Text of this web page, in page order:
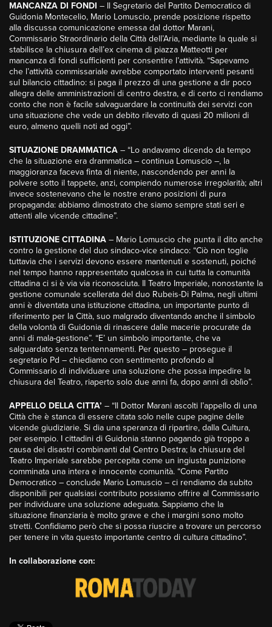
MANCANZA DI FONDI – Il Segretario del Partito Democratico di
Guidonia Montecelio, Mario Lomuscio, prende posizione rispetto
alla discussa comunicazione emessa dal dottor Marani,
Commissario Straordinario della Città dell’Aria, mediante la quale si
stabilisce la chiusura dell’ex cinema di piazza Matteotti per
mancanza di fondi sufficienti per consentire l’attività. “Sapevamo
che l’attività commissariale avrebbe comportato interventi pesanti
sul bilancio cittadino: si paga il prezzo di una gestione a dir poco
allegra delle amministrazioni di centro destra, e di certo ci rendiamo
conto che non è facile salvaguardare la continuità dei servizi con
una situazione che vede un debito rilevato di quasi 20 milioni di
euro, almeno quelli noti ad oggi”.
SITUAZIONE DRAMMATICA – “Lo andavamo dicendo da tempo
che la situazione era drammatica – continua Lomuscio –, la
maggioranza faceva finta di niente, nascondendo per anni la
polvere sotto il tappete, anzi, compiendo numerose irregolarità; altri
invece sostenevano che le nostre erano posizioni di pura
propaganda: abbiamo dimostrato che siamo sempre stati seri e
attenti alle vicende cittadine”.
ISTITUZIONE CITTADINA – Mario Lomuscio che punta il dito anche
contro la gestione del duo sindaco-vice sindaco: “Ciò non toglie
tuttavia che i servizi devono essere mantenuti e sostenuti, poiché
nel tempo hanno rappresentato qualcosa in cui tutta la comunità
cittadina ci si è via via riconosciuta. Il Teatro Imperiale, nonostante la
gestione comunale scellerata del duo Rubeis-Di Palma, negli ultimi
anni è diventata una istituzione cittadina, un importante punto di
riferimento per la Città, suo malgrado diventando anche il simbolo
della volontà di Guidonia di rinascere dalle macerie procurate da
anni di mala-gestione”. “E’ un simbolo importante, che va
salguardato senza tentennamenti. Per questo – prosegue il
segretario Pd – chiediamo con sentimento profondo al
Commissario di individuare una soluzione che possa impedire la
chiusura del Teatro, riaperto solo due anni fa, dopo anni di oblìo”.
APPELLO DELLA CITTA’ – “Il Dottor Marani ascolti l’appello di una
Città che è stanca di essere citata solo nelle cupe pagine delle
vicende giudiziarie. Si dia una speranza di ripartire, dalla Cultura,
per esempio. I cittadini di Guidonia stanno pagando già troppo a
causa dei disastri combinanti dal Centro Destra; la chiusura del
Teatro Imperiale sarebbe percepita come un ingiusta punizione
comminata una intera e innocente comunità. “Come Partito
Democratico – conclude Mario Lomuscio – ci rendiamo da subito
disponibili per qualsiasi contributo possiamo offrire al Commissario
per individuare una soluzione adeguata. Sappiamo che la
situazione finanziaria è molto grave e che i margini sono molto
stretti. Confidiamo però che si possa riuscire a trovare un percorso
per tenere in vita questo importante centro di cultura cittadino”.
In collaborazione con: